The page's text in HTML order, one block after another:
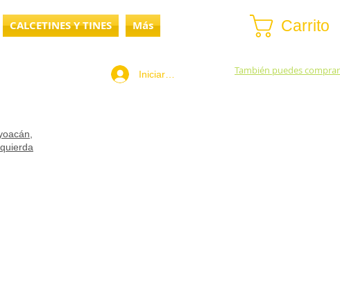
CALCETINES Y TINES Más
Iniciar sesión
Carrito
También puedes